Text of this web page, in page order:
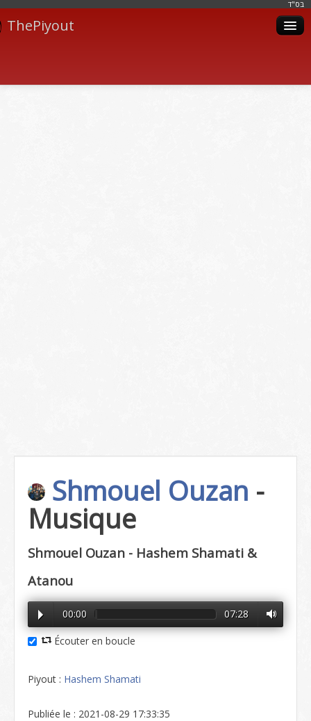
בּס"ד
ThePiyout
Shmouel Ouzan -
Musique
Shmouel Ouzan - Hashem Shamati &
Atanou
00:00 07:28
Écouter en boucle
Piyout : Hashem Shamati
Publiée le : 2021-08-29 17:33:35